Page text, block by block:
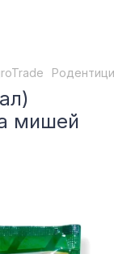
мишей